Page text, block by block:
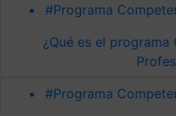
#Programa
¿Qué es el
#Programa